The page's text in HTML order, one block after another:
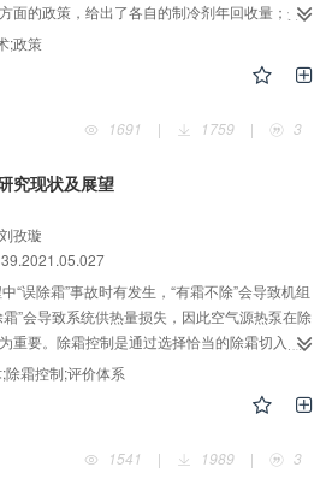
面的政策，给出了各自的制冷剂年回收量；介
工作原理、优缺点及适用的场合。对于制冷剂
蒸馏再生”这2种再生方法的步骤和应用条件；以
的7种方法。最后，总结了中国目前在制冷剂回
;政策
1691
| 1759 | 3
究现状及展望
孜璇
“误除霜”事故时有发生，“有霜不除”会导致机组
”会导致系统供热量损失，因此空气源热泵在除
重要。除霜控制是通过选择恰当的除霜切入点
热泵系统稳定性好、节能以及能保证室内的热
对除霜控制方法的研究，分析了直接测量霜层
过智能算法输出除霜起止条件三种除霜控制方
霜控制方法的研究，抑霜技术与除霜控制方法
系方面对今后的研究方向作出展望。
除霜控制;评价体系
1541
| 1989 | 3